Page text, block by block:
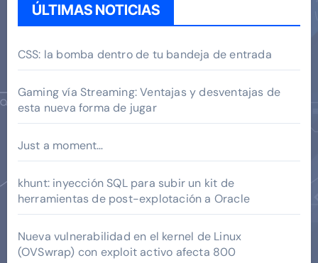
ÚLTIMAS NOTICIAS
CSS: la bomba dentro de tu bandeja de entrada
Gaming vía Streaming: Ventajas y desventajas de
esta nueva forma de jugar
Just a moment…
khunt: inyección SQL para subir un kit de
herramientas de post-explotación a Oracle
Nueva vulnerabilidad en el kernel de Linux
(OVSwrap) con exploit activo afecta 800